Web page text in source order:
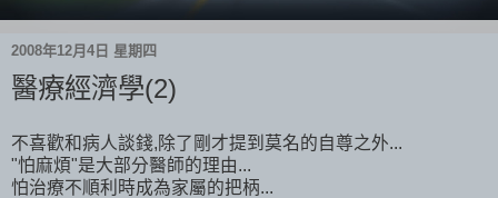
2008年12月4日 星期四
醫療經濟學(2)
不喜歡和病人談錢,除了剛才提到莫名的自尊之外...
"怕麻煩"是大部分醫師的理由...
怕治療不順利時成為家屬的把柄...